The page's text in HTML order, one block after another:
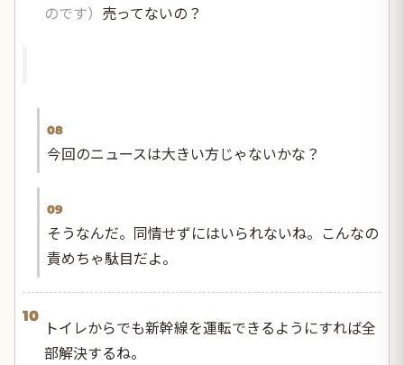
のです） 売ってないの？
08
今回のニュースは大きい方じゃないかな？
09
そうなんだ。同情せずにはいられないね。こんなの
責めちゃ駄目だよ。
10
トイレからでも新幹線を運転できるようにすれば全
部解決するね。